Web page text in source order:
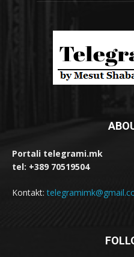
Portali telegrami.mk
tel: +389 70519504
Kontakt: